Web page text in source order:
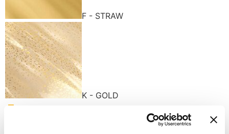
F - STRAW
K - GOLD
Доступные варианты отделки